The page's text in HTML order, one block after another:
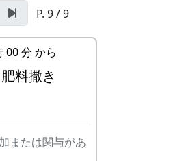
終ってしま
る公園の草
ら、作業の
P. 9 / 9
00 分 から
料撒き
または関与があ